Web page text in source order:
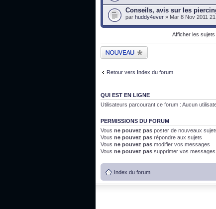
Conseils, avis sur les
par huddy4ever » Mar 8 Nov 2011
Afficher les
Publier un nouveau
sujet
Retour vers Index du forum
QUI EST EN LIGNE
Utilisateurs parcourant ce forum : Aucun
PERMISSIONS DU FORUM
Vous ne pouvez pas poster de nouveaux
Vous ne pouvez pas répondre aux sujets
Vous ne pouvez pas modifier vos messages
Vous ne pouvez pas supprimer vos messages
Index du forum